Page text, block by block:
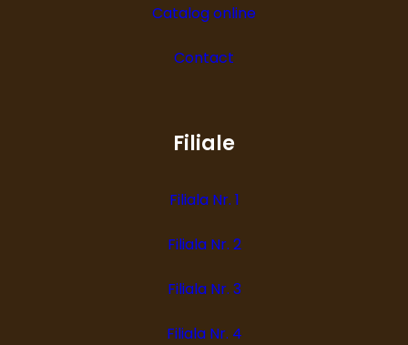
Catalog online
Contact
Filiale
Filiala Nr. 1
Filiala Nr. 2
Filiala Nr. 3
Filiala Nr. 4